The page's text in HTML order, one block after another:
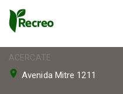
ACERCATE
Avenida Mitre 1211